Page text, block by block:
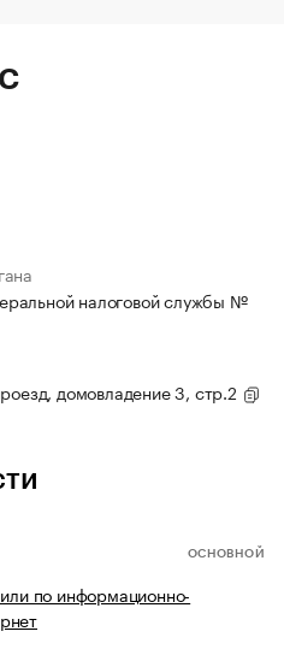
налоговой службы №
домовладение 3, стр.2
ОСНОВНОЙ
по информационно-